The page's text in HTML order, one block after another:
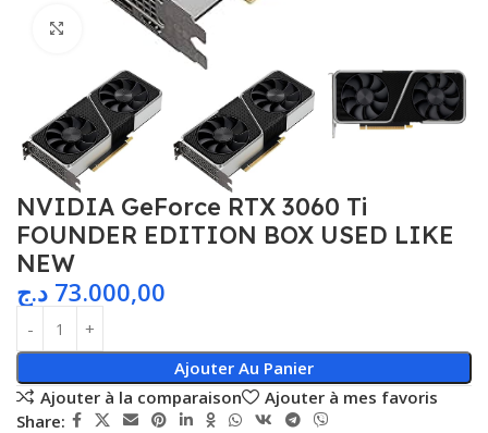
Agrandir
NVIDIA GeForce RTX 3060 Ti
FOUNDER EDITION BOX USED LIKE
NEW
73.000,00 د.ج
Ajouter Au Panier
Ajouter à la comparaison
Ajouter à mes favoris
Share: